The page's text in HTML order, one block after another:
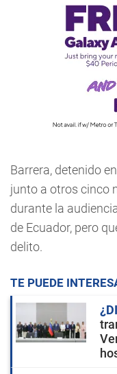
Barrera, detenido
junto a otros cinco
durante la
de Ecuador, pero
delito.
TE PUEDE